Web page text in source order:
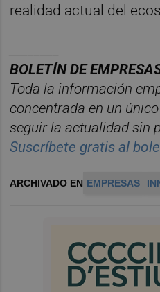
realidad actual del
BOLETÍN DE
Toda la información
concentrada en un único
seguir la actualidad sin
Suscríbete gratis al
ARCHIVADO EN EMPRESAS